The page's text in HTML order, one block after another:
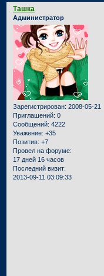
Ташка
Администратор
Зарегистрирован: 2008-05-21
Приглашений: 0
Сообщений: 4222
Уважение: +35
Позитив: +7
Провел на форуме:
17 дней 16 часов
Последний визит:
2013-09-11 03:09:33